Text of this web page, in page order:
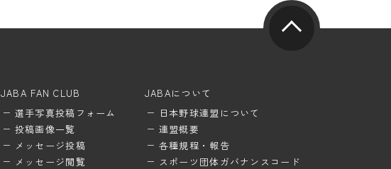
JABA FAN CLUB
選手写真投稿フォーム
投稿画像一覧
メッセージ投稿
メッセージ閲覧
JABAについて
日本野球連盟について
連盟概要
各種規程・報告
スポーツ団体ガバナンスコード